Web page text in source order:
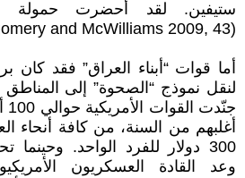
(Montgomery and McWilliams 2009, 43).
أما قوات “أبناء العراق” فقد كان
لنقل نموذج “الصحوة” إلى المناطق
أغلبهم من السنة، من كافة أنحاء
300 دولار للفرد الواحد.
وعد القادة العسكريون